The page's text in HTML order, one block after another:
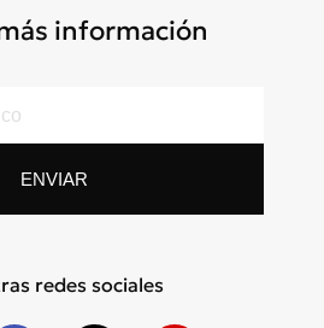
información
ENVIAR
redes sociales